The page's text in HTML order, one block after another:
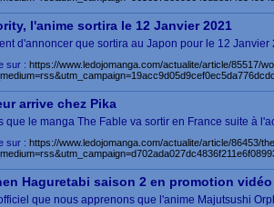
l'anime sortira le 12 Janvier 2021
d'annoncer que sortira au Japon pour le 12
sur : https://www.ledojomanga.com/actualite/article/85517/
arrive chez Pika
que le manga The Fable va sortir en France suite à
sur : https://www.ledojomanga.com/actualite/article/86453/
Haguretabi saison 2 en promotion vidéo
que nous apprenons que l'anime Majutsushi